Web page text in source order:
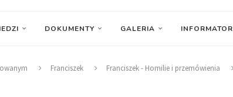
DOKUMENTY GALERIA INFORMATOR
Franciszek Franciszek - Homilie i przemówienia